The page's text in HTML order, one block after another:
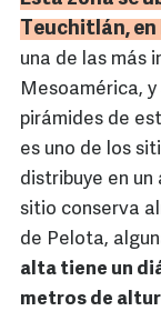
Teuchitlán, en
una de las más
Mesoamérica,
pirámides de
es uno de los
distribuye en un
sitio conserva
de Pelota,
alta tiene un
metros de